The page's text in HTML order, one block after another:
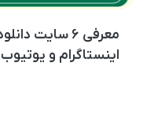
معرفی ۶ سایت
اینستاگرام و یوتیوب